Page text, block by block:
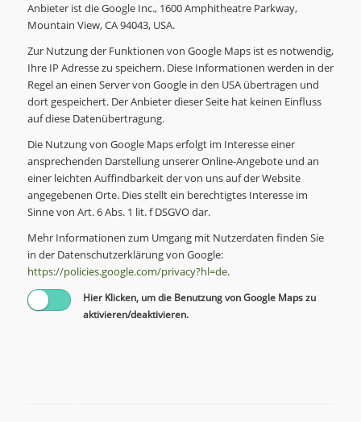
Anbieter ist die Google Inc., 1600 Amphitheatre Parkway,
Mountain View, CA 94043, USA.
Zur Nutzung der Funktionen von Google Maps ist es notwendig,
Ihre IP Adresse zu speichern. Diese Informationen werden in der
Regel an einen Server von Google in den USA übertragen und
dort gespeichert. Der Anbieter dieser Seite hat keinen Einfluss
auf diese Datenübertragung.
Die Nutzung von Google Maps erfolgt im Interesse einer
ansprechenden Darstellung unserer Online-Angebote und an
einer leichten Auffindbarkeit der von uns auf der Website
angegebenen Orte. Dies stellt ein berechtigtes Interesse im
Sinne von Art. 6 Abs. 1 lit. f DSGVO dar.
Mehr Informationen zum Umgang mit Nutzerdaten finden Sie
in der Datenschutzerklärung von Google:
https://policies.google.com/privacy?hl=de.
Hier Klicken, um die Benutzung von Google Maps zu
aktivieren/deaktivieren.